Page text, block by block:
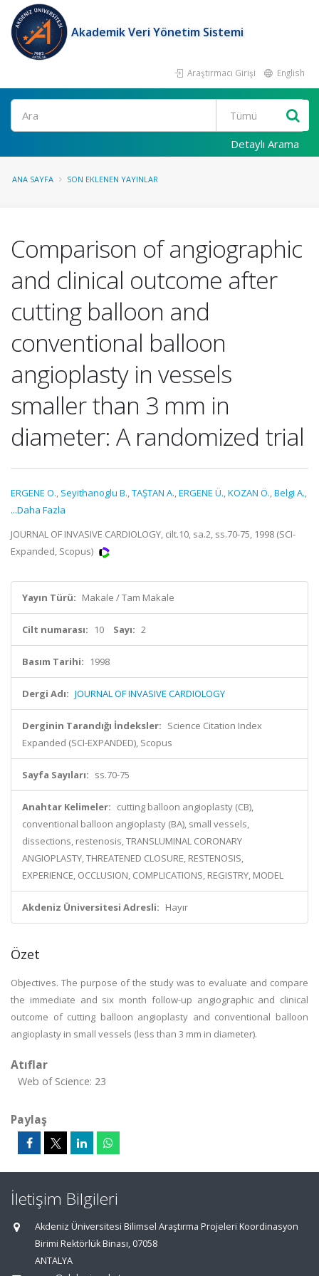
Akademik Veri Yönetim Sistemi
Araştırmacı Girişi English
Ara
Detaylı Arama
ANA SAYFA SON EKLENEN YAYINLAR
Comparison of angiographic
and clinical outcome after
cutting balloon and
conventional balloon
angioplasty in vessels
smaller than 3 mm in
diameter: A randomized trial
ERGENE O., Seyithanoglu B.,TAŞTAN A.,ERGENE Ü.,KOZAN Ö.,Belgi A.,
...Daha Fazla
JOURNAL OF INVASIVE CARDIOLOGY, cilt.10, sa.2, ss.70-75, 1998 (SCI-
Expanded, Scopus)
Yayın Türü: Makale / Tam Makale
Cilt numarası: 10 Sayı: 2
Basım Tarihi: 1998
Dergi Adı: JOURNAL OF INVASIVE CARDIOLOGY
Derginin Tarandığı İndeksler: Science Citation Index
Expanded (SCI-EXPANDED), Scopus
Sayfa Sayıları: ss.70-75
Anahtar Kelimeler: cutting balloon angioplasty (CB),
conventional balloon angioplasty (BA), small vessels,
dissections, restenosis, TRANSLUMINAL CORONARY
ANGIOPLASTY, THREATENED CLOSURE, RESTENOSIS,
EXPERIENCE, OCCLUSION, COMPLICATIONS, REGISTRY, MODEL
Akdeniz Üniversitesi Adresli: Hayır
Özet
Objectives. The purpose of the study was to evaluate and compare
the immediate and six month follow-up angiographic and clinical
outcome of cutting balloon angioplasty and conventional balloon
angioplasty in small vessels (less than 3 mm in diameter).
Atıflar
Web of Science: 23
Paylaş
İletişim Bilgileri
Akdeniz Üniversitesi Bilimsel Araştırma Projeleri Koordinasyon
Birimi Rektörlük Binası, 07058
ANTALYA